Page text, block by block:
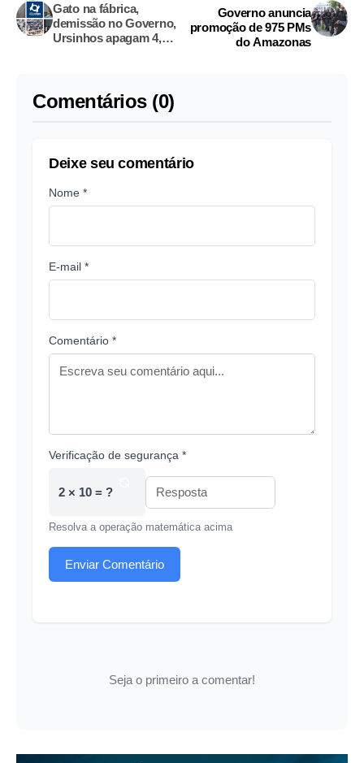
Gato na fábrica,
demissão no Governo,
Ursinhos apagam 4,
Governo anuncia
promoção de 975 PMs
do Amazonas
Comentários (0)
Deixe seu comentário
Nome *
E-mail *
Comentário *
Verificação de segurança *
2 × 10 = ?
Resolva a operação matemática acima
Enviar Comentário
Seja o primeiro a comentar!